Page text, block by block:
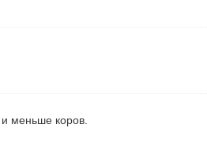
меньше коров.